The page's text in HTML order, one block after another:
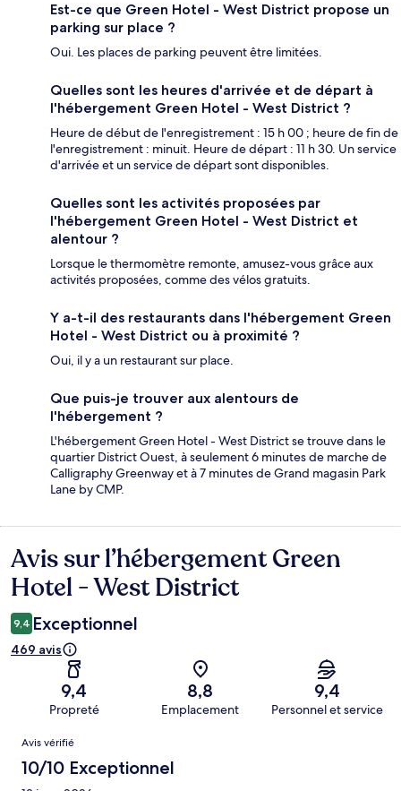
Est-ce que Green Hotel - West District propose un
parking sur place ?
Oui. Les places de parking peuvent être limitées.
Quelles sont les heures d'arrivée et de départ à
l'hébergement Green Hotel - West District ?
Heure de début de l'enregistrement : 15 h 00 ; heure de fin de
l'enregistrement : minuit. Heure de départ : 11 h 30. Un service
d'arrivée et un service de départ sont disponibles.
Quelles sont les activités proposées par
l'hébergement Green Hotel - West District et
alentour ?
Lorsque le thermomètre remonte, amusez-vous grâce aux
activités proposées, comme des vélos gratuits.
Y a-t-il des restaurants dans l'hébergement Green
Hotel - West District ou à proximité ?
Oui, il y a un restaurant sur place.
Que puis-je trouver aux alentours de
l'hébergement ?
L'hébergement Green Hotel - West District se trouve dans le
quartier District Ouest, à seulement 6 minutes de marche de
Calligraphy Greenway et à 7 minutes de Grand magasin Park
Lane by CMP.
Avis
Avis sur l’hébergement Green
Hotel - West District
9,4 Exceptionnel
469 avis
9,4
Propreté
8,8
Emplacement
9,4
Personnel et service
Avis
Avis vérifié
10/10 Exceptionnel